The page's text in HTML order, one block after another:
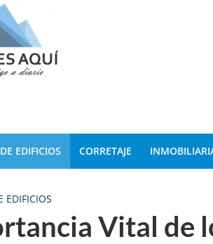
EDIFICIOS CORRETAJE
EDIFICIOS
Vital de